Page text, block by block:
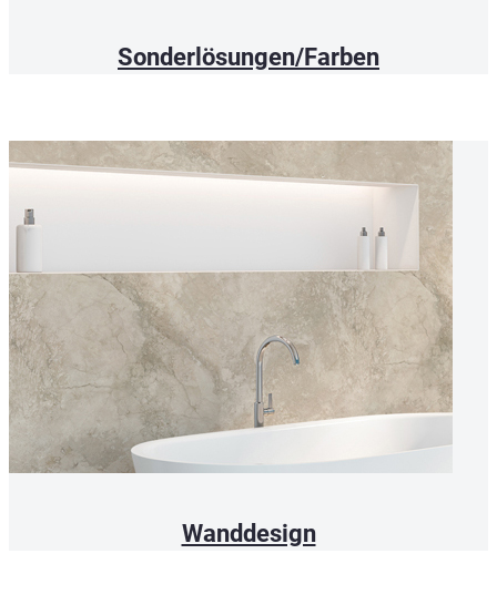
Sonderlösungen/Farben
Wanddesign